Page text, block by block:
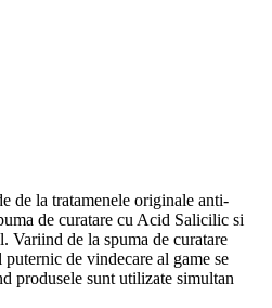
de la tratamenele originale anti-
de curatare cu Acid Salicilic si
Variind de la spuma de curatare
de vindecare al game se
produsele sunt utilizate simultan